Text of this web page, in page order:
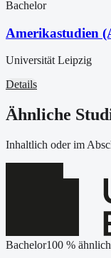
Bachelor
Amerikastudien
Universität Leipzig
Details
Ähnliche
Inhaltlich oder im
Bachelor100 % ähnlich